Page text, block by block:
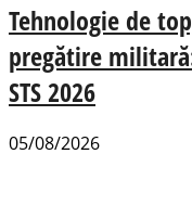
Tehnologie de
pregătire
STS 2026
05/08/2026